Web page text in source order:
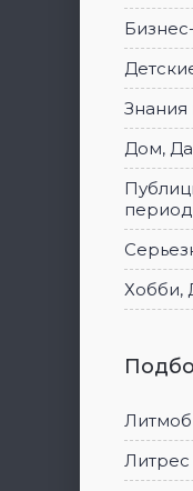
Знания
Дом,
Хобби,
Литмоб